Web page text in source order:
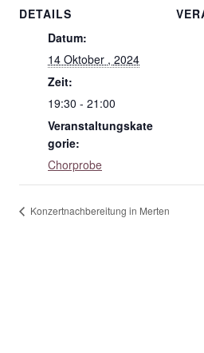
DETAILS
Datum:
14 Oktober , 2024
Zeit:
19:30 - 21:00
Veranstaltungskate
gorie:
Chorprobe
Konzertnachbereitung in Merten